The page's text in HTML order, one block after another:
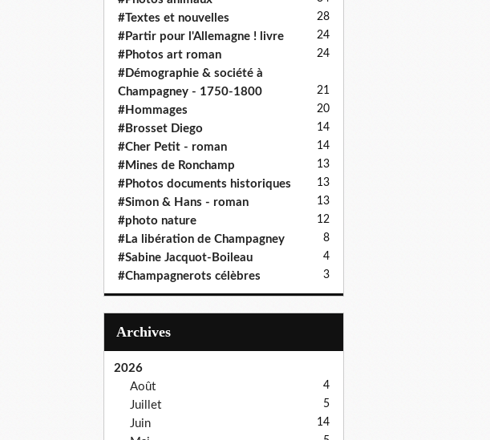
#Textes et nouvelles 28
#Partir pour l'Allemagne ! livre 24
#Photos art roman 24
#Démographie & société à
Champagney - 1750-1800
21
#Hommages 20
#Brosset Diego 14
#Cher Petit - roman 14
#Mines de Ronchamp 13
#Photos documents historiques 13
#Simon & Hans - roman 13
#photo nature 12
#La libération de Champagney 8
#Sabine Jacquot-Boileau 4
#Champagnerots célèbres 3
Archives
2026
Août
4
Juillet 5
Juin 14